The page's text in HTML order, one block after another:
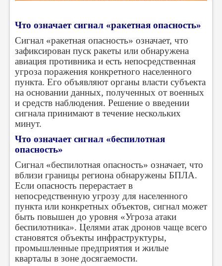
Что означает сигнал «ракетная опасность»
Сигнал «ракетная опасность» означает, что
зафиксирован пуск ракеты или обнаружена
авиация противника и есть непосредственная
угроза поражения конкретного населенного
пункта. Его объявляют органы власти субъекта
на основании данных, полученных от военных
и средств наблюдения. Решение о введении
сигнала принимают в течение нескольких
минут.
Что означает сигнал «беспилотная
опасность»
Сигнал «беспилотная опасность» означает, что
вблизи границы региона обнаружены БПЛА.
Если опасность перерастает в
непосредственную угрозу для населенного
пункта или конкретных объектов, сигнал может
быть повышен до уровня «Угроза атаки
беспилотника». Целями атак дронов чаще всего
становятся объекты инфраструктуры,
промышленные предприятия и жилые
кварталы в зоне досягаемости.